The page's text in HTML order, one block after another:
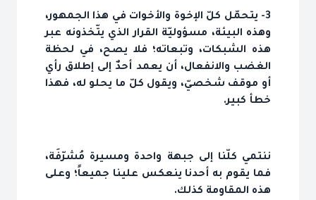
3- يتحمّل كلّ الإخوة والأخوات في هذا الجمهور،
وهذه البيئة، مسؤوليّة القرار الذي يتّخذونه عبر
هذه الشبكات، وتبعاته؛ فلا يصح، في لحظة
الغضب والانفعال، أن يعمد أحدٌ إلى إطلاق رأي
أو موقف شخصيّ، ويقول كلّ ما يحلو له، فهذا
خطأ كبير.
ننتمي كلّنا إلى جبهة واحدة ومسيرة مُشرّفَة،
فما يقوم به أحدنا ينعكس علينا جميعاً؛ وعلى
هذه المقاومة كذلك.